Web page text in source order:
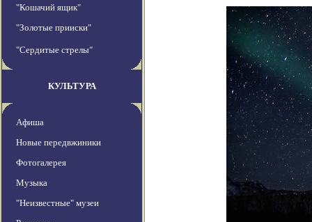
"Кошачий ящик"
"Золотые прииски"
"Сердитые стрелы"
КУЛЬТУРА
Афиша
Новые передвжиники
Фотогалерея
Музыка
"Неизвестные" музеи